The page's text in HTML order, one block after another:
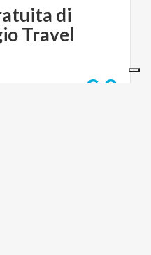
di
Travel
€ 0